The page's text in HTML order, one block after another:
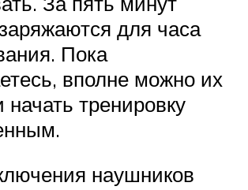
для часа
Пока
вполне можно их
начать тренировку
наушников